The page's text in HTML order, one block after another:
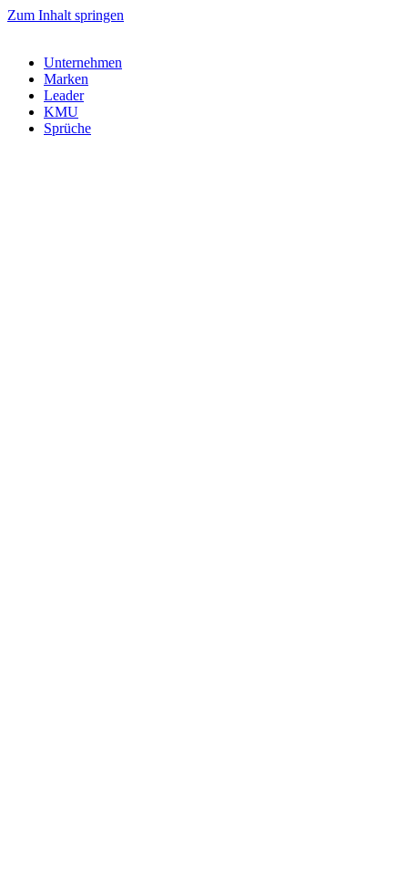
Zum Inhalt springen
Unternehmen
Marken
Leader
KMU
Sprüche